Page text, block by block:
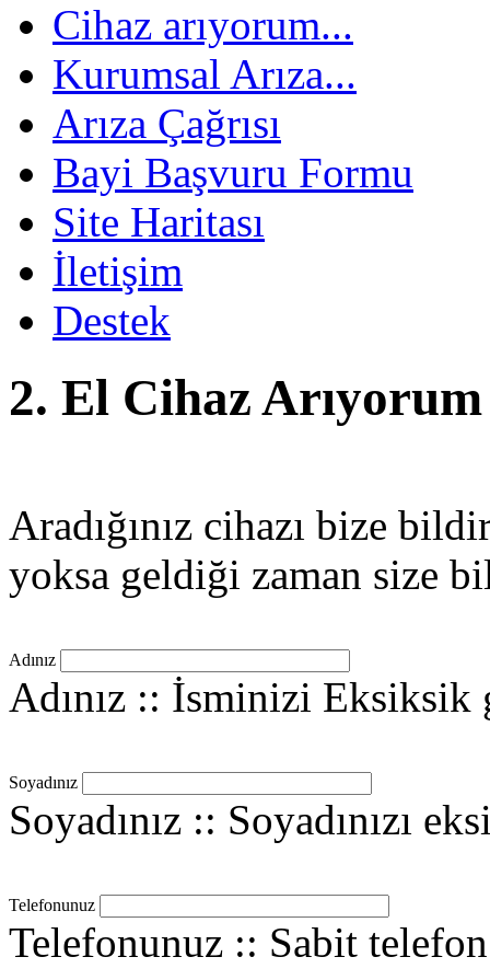
Cihaz arıyorum...
Kurumsal Arıza...
Arıza Çağrısı
Bayi Başvuru Formu
Site Haritası
İletişim
Destek
2. El Cihaz
Aradığınız cihazı bize
yoksa geldiği zaman size
Adınız
Adınız :: İsminizi
Soyadınız
Soyadınız :: Soyadınızı
Telefonunuz
Telefonunuz :: Sabit